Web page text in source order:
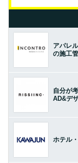
アパレ
の施工
自分が
AD&デ
ホテル